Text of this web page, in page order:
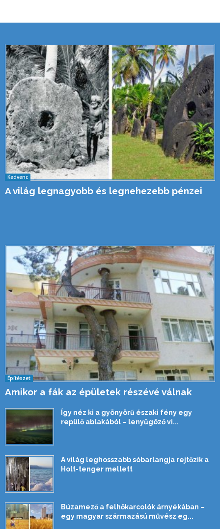
Kedvenc
A világ legnagyobb és legnehezebb pénzei
Építészet
Amikor a fák az épületek részévé válnak
Így néz ki a gyönyörű északi fény egy
repülő ablakából – lenyűgöző vi...
A világ leghosszabb sóbarlangja rejtőzik a
Holt-tenger mellett
Búzamező a felhőkarcolók árnyékában –
egy magyar származású művész eg...